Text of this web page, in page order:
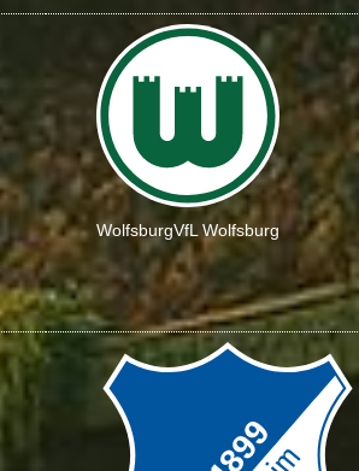
WolfsburgVfL Wolfsburg